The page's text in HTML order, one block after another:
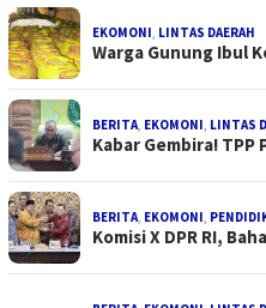
EKOMONI, LINTAS DAERAH
Warga Gunung Ibul
BERITA, EKOMONI, LINTAS
Kabar Gembira! TPP
BERITA, EKOMONI,
Komisi X DPR RI,